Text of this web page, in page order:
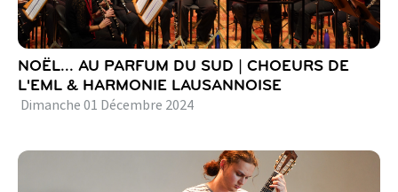
NOËL... AU PARFUM DU SUD | CHOEURS DE
L'EML & HARMONIE LAUSANNOISE
Dimanche 01 Décembre 2024